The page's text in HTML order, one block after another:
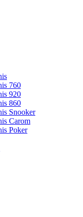
760
920
860
Snooker
Carom
Poker